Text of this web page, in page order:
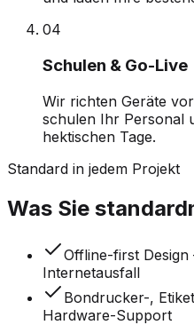
04
Schulen & Go-Live
Wir richten Geräte
schulen Ihr Personal
hektischen Tage.
Standard in jedem Projekt
Was Sie
Offline-first
Internetausfall
Bondrucker-,
Hardware-Support